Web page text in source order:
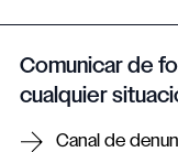
Comunicar de
cualquier
Canal de